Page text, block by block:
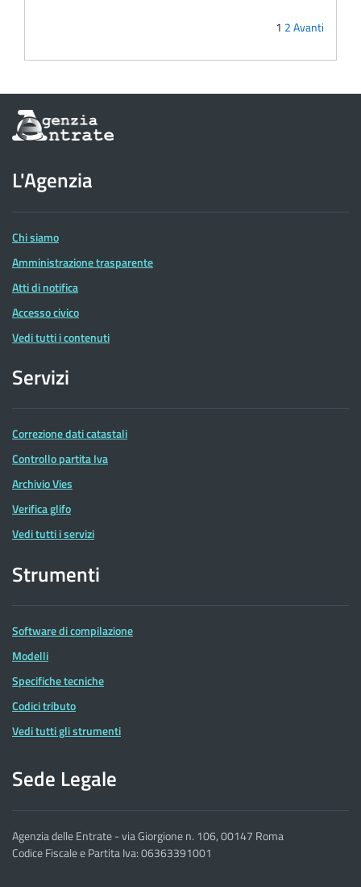
1 2Avanti
Informazioni
sul
dell'Agenzia
delle
Entrate
L'Agenzia
Chi siamo
Amministrazione trasparente
Atti di notifica
Accesso civico
Vedi tutti i contenuti
Servizi
Correzione dati catastali
Controllo partita Iva
Archivio Vies
Verifica glifo
Vedi tutti i servizi
Strumenti
Software di compilazione
Modelli
Specifiche tecniche
Codici tributo
Vedi tutti gli strumenti
Sede Legale
Agenzia delle Entrate - via Giorgione n. 106, 00147 Roma
Codice Fiscale e Partita Iva: 06363391001